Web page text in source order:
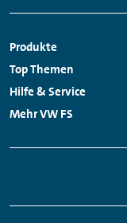
Fußzeilen
Navigation
Produkte
Links:
Top Themen
Links:
Hilfe & Service
Links:
Mehr VW FS